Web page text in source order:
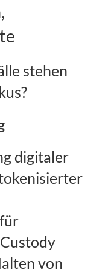
stehen
digitaler
von